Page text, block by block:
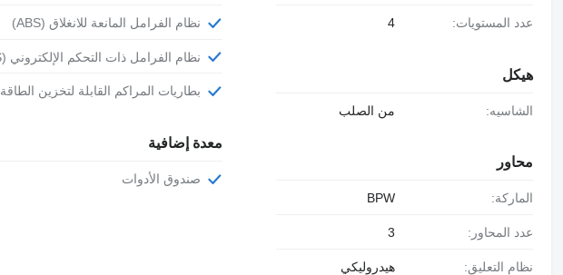
عدد المستويات: 4
هيكل
الشاسيه: من الصلب
محاور
الماركة: BPW
عدد المحاور: 3
نظام التعليق: هيدروليكي
نظام الفرامل المانعة للانغلاق (ABS)
نظام الفرامل ذات التحكم الإلكتروني (EBS)
بطاريات المراكم القابلة لتخزين الطاقة
معدة إضافية
صندوق الأدوات